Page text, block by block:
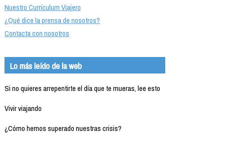
Nuestro Currículum Viajero
¿Qué dice la prensa de nosotros?
Contacta con nosotros
Lo más leído de la web
Si no quieres arrepentirte el día que te mueras, lee esto
Vivir viajando
¿Cómo hemos superado nuestras crisis?